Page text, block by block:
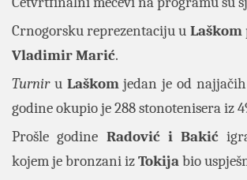
Crnogorsku reprezentaciju u Laškom
Vladimir Marić.
Turniru Laškomjedan je od
godine okupio je 288 stonotenisera iz
Prošle godine Radović i Bakić
kojem je bronzani izTokijabio